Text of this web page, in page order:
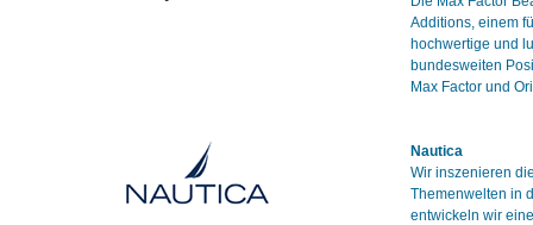
Additions, einem
hochwertige und
bundesweiten
Max Factor und
Nautica
Wir inszenieren
Themenwelten in
entwickeln wir